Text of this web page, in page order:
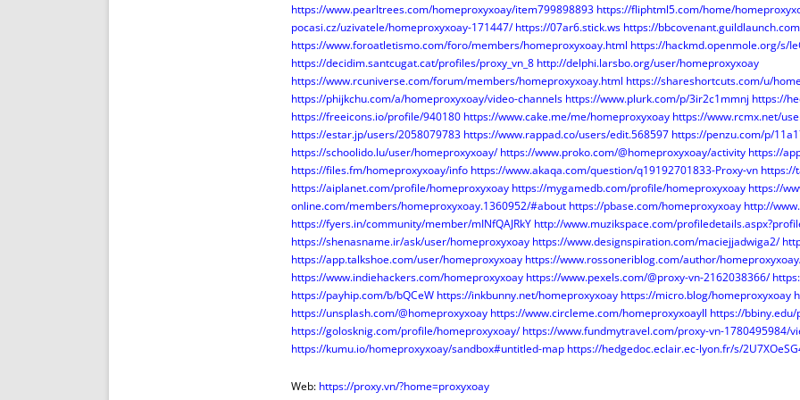
https://www.pearltrees.com/homeproxyxoay/item799898893 https://fliphtml5.com/home/
pocasi.cz/uzivatele/homeproxyxoay-171447/ https://07ar6.stick.ws https://
https://www.foroatletismo.com/foro/members/homeproxyxoay.html https://hackmd.openmole.org/s/
https://decidim.santcugat.cat/profiles/proxy_vn_8 http://delphi.larsbo.org/user/homeproxyxoay
https://www.rcuniverse.com/forum/members/homeproxyxoay.html https://shareshortcuts.com/u/
https://phijkchu.com/a/homeproxyxoay/video-channels https://www.plurk.com/p/3ir2c1mmnj https://
https://freeicons.io/profile/940180 https://www.cake.me/me/homeproxyxoay https://www.rcmx.net/
https://estar.jp/users/2058079783 https://www.rappad.co/users/edit.568597 https://penzu.com/p/
https://schoolido.lu/user/homeproxyxoay/ https://www.proko.com/@homeproxyxoay/activity https://
https://files.fm/homeproxyxoay/info https://www.akaqa.com/question/q19192701833-Proxy-vn https://
https://aiplanet.com/profile/homeproxyxoay https://mygamedb.com/profile/homeproxyxoay https://
online.com/members/homeproxyxoay.1360952/#about https://pbase.com/homeproxyxoay http://
https://fyers.in/community/member/mINfQAJRkY http://www.muzikspace.com/
https://shenasname.ir/ask/user/homeproxyxoay https://www.designspiration.com/maciejjadwiga2/
https://app.talkshoe.com/user/homeproxyxoay https://www.rossoneriblog.com/author/
https://www.indiehackers.com/homeproxyxoay https://www.pexels.com/@proxy-vn-2162038366/
https://payhip.com/b/bQCeW https://inkbunny.net/homeproxyxoay https://micro.blog/homeproxyxoay
https://unsplash.com/@homeproxyxoay https://www.circleme.com/homeproxyxoayll https://
https://golosknig.com/profile/homeproxyxoay/ https://www.fundmytravel.com/proxy-vn-1780495984/
https://kumu.io/homeproxyxoay/sandbox#untitled-map https://hedgedoc.eclair.ec-lyon.fr/s/
Web: https://proxy.vn/?home=proxyxoay